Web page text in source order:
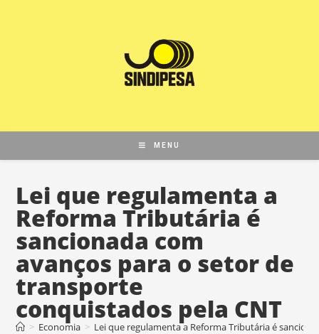
MENU
Lei que regulamenta a
Reforma Tributária é
sancionada com
avanços para o setor de
transporte
conquistados pela CNT
> Economia > Lei que regulamenta a Reforma Tributária é